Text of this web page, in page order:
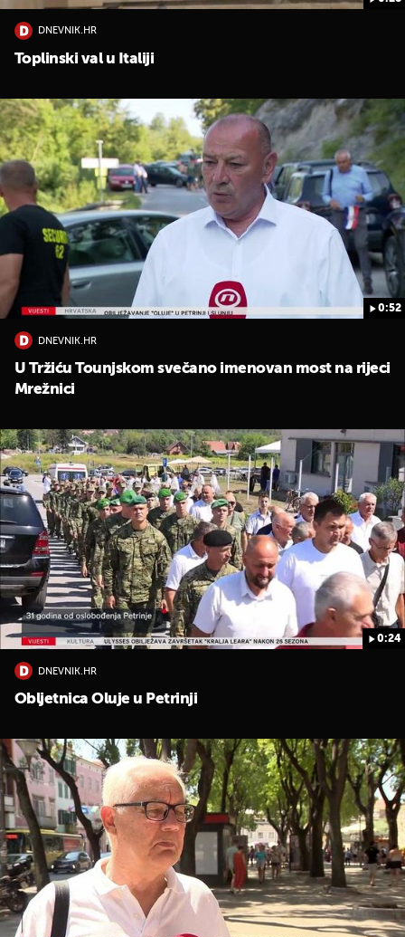
DNEVNIK.HR
Toplinski val u Italiji
0:52
DNEVNIK.HR
U Tržiću Tounjskom svečano imenovan most na rijeci
Mrežnici
0:24
DNEVNIK.HR
Obljetnica Oluje u Petrinji
UKLJUČITE NOTIFIKACIJE